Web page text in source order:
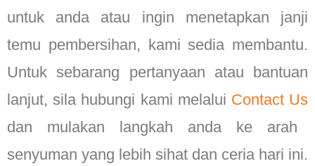
untuk anda atau ingin menetapkan janji
temu pembersihan, kami sedia membantu.
Untuk sebarang pertanyaan atau bantuan
lanjut, sila hubungi kami melalui Contact Us
dan mulakan langkah anda ke arah
senyuman yang lebih sihat dan ceria hari ini.